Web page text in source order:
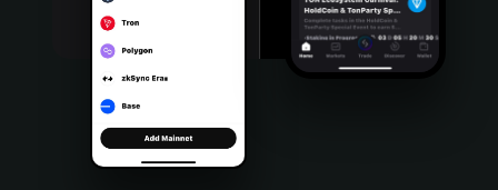
Português (Brasil)
Español (Argentina)